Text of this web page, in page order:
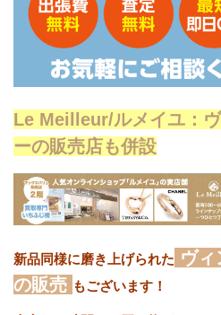
Le Meilleur/ルメイユ：
ーの販売店も併設
新品同様に磨き上げられた ヴィ
の販売 もございます！